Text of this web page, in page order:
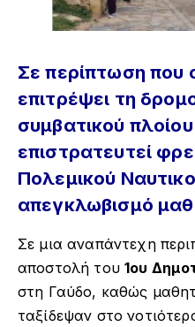
Σε περίπτωση που
επιτρέψει τη
συμβατικού
επιστρατευτεί
Πολεμικού
απεγκλωβισμό
Σε μια αναπάντεχη
αποστολή του1ου
στη Γαύδο, καθώς
ταξίδεψαν στο